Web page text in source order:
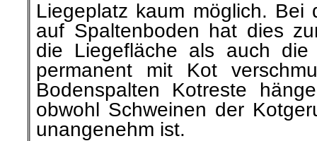
Liegeplatz kaum möglich. Bei
auf Spaltenboden hat dies
die Liegefläche als auch die
permanent mit Kot
Bodenspalten Kotreste
obwohl Schweinen der
unangenehm ist.